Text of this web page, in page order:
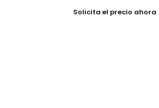
Solicita el precio ahora